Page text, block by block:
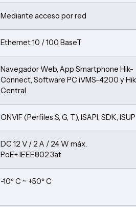
Mediante acceso por red
Ethernet 10 / 100 BaseT
Navegador Web, App Smartphone Hik-
Connect, Software PC iVMS-4200 y
Central
ONVIF (Perfiles S, G, T), ISAPI, SDK, ISUP
DC 12 V / 2 A / 24 W máx.
PoE+ IEEE802.3at
-10º C ~ +50º C